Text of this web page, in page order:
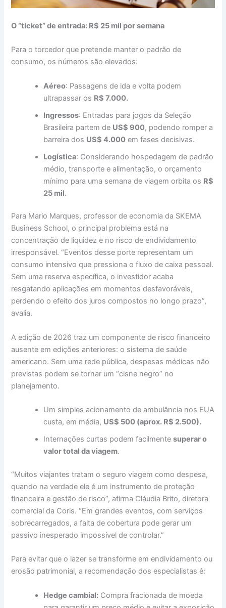
O “ticket” de entrada: R$ 25 mil por semana
Para o torcedor que pretende manter o padrão de
consumo, os números são elevados:
Aéreo: Passagens de ida e volta podem
ultrapassar os R$ 7.000.
Ingressos: Entradas para jogos da Seleção
Brasileira partem de US$ 900, podendo romper a
barreira dos US$ 4.000 em fases decisivas.
Logística: Considerando hospedagem de padrão
médio, transporte e alimentação, o orçamento
mínimo para uma semana de viagem orbita os R$
25 mil.
Para Mario Marques, professor de economia da SKEMA
Business School, o principal problema está na
concentração de liquidez e no risco de endividamento
irresponsável. “Eventos desse porte representam um
consumo intensivo que pressiona o fluxo de caixa pessoal.
Sem uma reserva específica, o investidor acaba
resgatando aplicações em momentos desfavoráveis,
perdendo o efeito dos juros compostos no longo prazo”,
avalia.
A edição de 2026 traz um componente de risco financeiro
ausente em edições anteriores: o sistema de saúde
americano. Sem uma rede pública, despesas médicas não
previstas podem se tornar um “cisne negro” no
planejamento.
Um simples acionamento de ambulância nos EUA
custa, em média, US$ 500 (aprox. R$ 2.500).
Internações curtas podem facilmentesuperar o
valor total da viagem.
“Muitos viajantes tratam o seguro viagem como despesa,
quando na verdade ele é um instrumento de proteção
financeira e gestão de risco”, afirma Cláudia Brito, diretora
comercial da Coris. “Em grandes eventos, com serviços
sobrecarregados, a falta de cobertura pode gerar um
passivo inesperado impossível de controlar.”
Para evitar que o lazer se transforme em endividamento ou
erosão patrimonial, a recomendação dos especialistas é:
Hedge cambial: Compra fracionada de moeda